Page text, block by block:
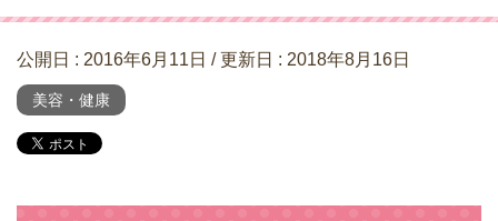
公開日 : 2016年6月11日 / 更新日 : 2018年8月16日
美容・健康